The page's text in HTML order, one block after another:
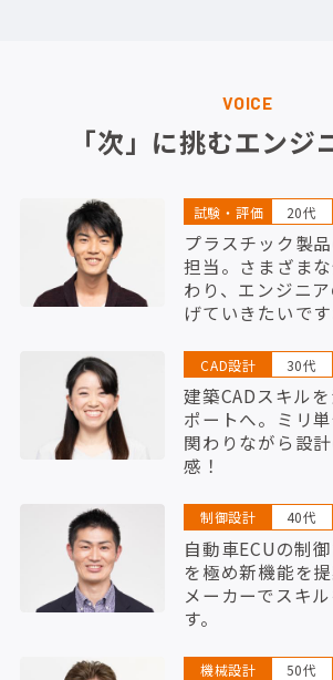
VOICE
「次」に挑むエンジ
試験・評価 20代
プラスチック製
担当。さまざま
わり、エンジニ
げていきたいです
CAD設計 30代
建築CADスキル
ポートへ。ミリ
関わりながら設
感！
制御設計 40代
自動車ECUの制
を極め新機能を
メーカーでスキ
す。
機械設計 50代